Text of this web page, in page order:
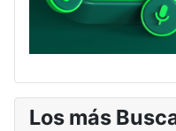
Los más